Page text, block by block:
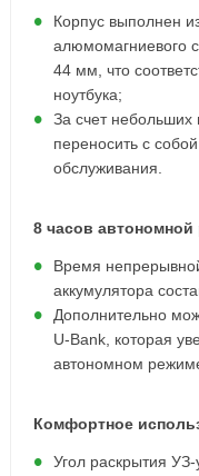
Корпус выполнен
алюмомагниевого
44 мм, что
ноутбука;
За счет небольших
переносить с
обслуживания.
8 часов автономной
Время
аккумулятора
Дополнительно
U-Bank, которая
автономном
Комфортное
Угол раскрытия УЗ-